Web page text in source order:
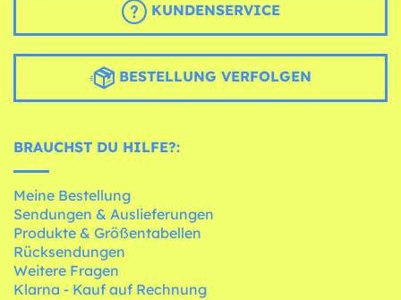
KUNDENSERVICE
BESTELLUNG VERFOLGEN
BRAUCHST DU HILFE?:
Meine Bestellung
Sendungen & Auslieferungen
Produkte & Größentabellen
Rücksendungen
Weitere Fragen
Klarna - Kauf auf Rechnung